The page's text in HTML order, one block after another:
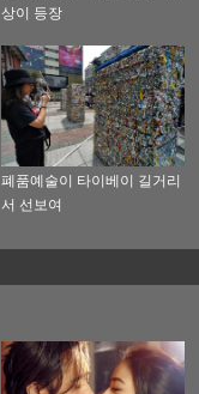
상이 등장
폐품예술이 타이베이 길거리
서 선보여